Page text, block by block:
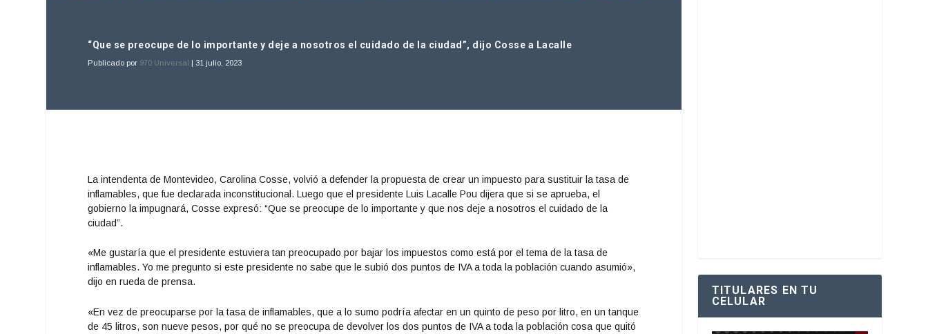
“Que se preocupe de lo importante y deje a nosotros el cuidado de la ciudad”, dijo Cosse a Lacalle
Publicado por 970 Universal | 31 julio, 2023
La intendenta de Montevideo, Carolina Cosse, volvió a defender la propuesta de crear un impuesto para sustituir la tasa de
inflamables, que fue declarada inconstitucional. Luego que el presidente Luis Lacalle Pou dijera que si se aprueba, el
gobierno la impugnará, Cosse expresó: “Que se preocupe de lo importante y que nos deje a nosotros el cuidado de la
ciudad”.
«Me gustaría que el presidente estuviera tan preocupado por bajar los impuestos como está por el tema de la tasa de
inflamables. Yo me pregunto si este presidente no sabe que le subió dos puntos de IVA a toda la población cuando asumió»,
dijo en rueda de prensa.
«En vez de preocuparse por la tasa de inflamables, que a lo sumo podría afectar en un quinto de peso por litro, en un tanque
de 45 litros, son nueve pesos, por qué no se preocupa de devolver los dos puntos de IVA a toda la población cosa que quitó
TITULARES EN TU
CELULAR